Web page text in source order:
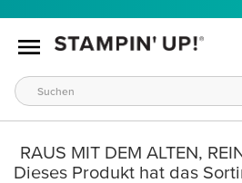
RAUS MIT DEM ALTEN,
Dieses Produkt hat das